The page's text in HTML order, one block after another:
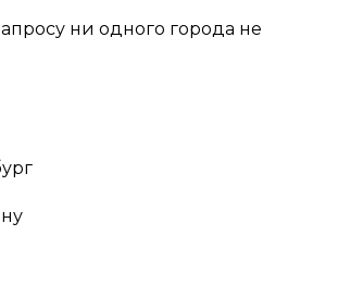
ни одного города не